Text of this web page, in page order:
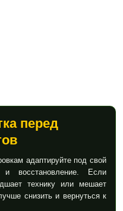
перед
адаптируйте под свой
и восстановление. Если
технику или мешает
снизить и вернуться к